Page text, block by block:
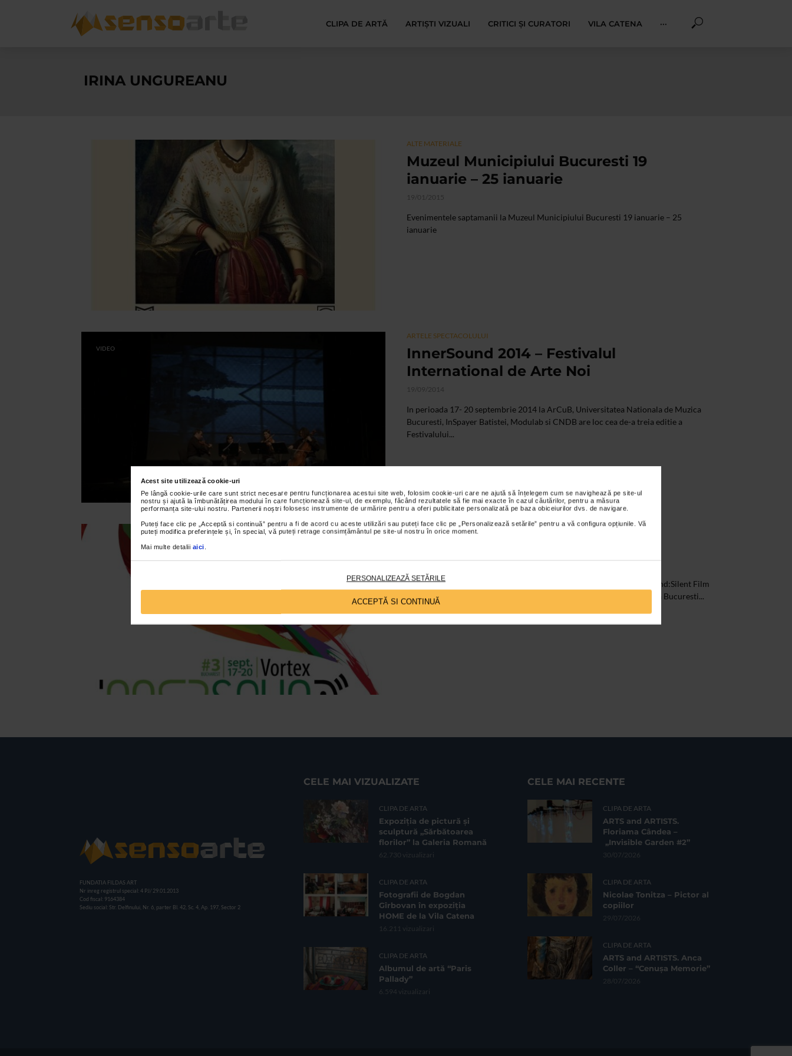
Acest site utilizează cookie-uri
Pe lângă cookie-urile care sunt strict necesare pentru funcționarea acestui site web, folosim cookie-uri care ne ajută să înțelegem cum se navighează pe site-ul
nostru și ajută la îmbunătățirea modului în care funcționează site-ul, de exemplu, făcând rezultatele să fie mai exacte în cazul căutărilor, pentru a măsura
performanța site-ului nostru. Partenerii noștri folosesc instrumente de urmărire pentru a oferi publicitate personalizată pe baza obiceiurilor dvs. de navigare.
Puteți face clic pe „Acceptă si continuă” pentru a fi de acord cu aceste utilizări sau puteți face clic pe „Personalizează setările” pentru a vă configura opțiunile. Vă
puteți modifica preferințele și, în special, vă puteți retrage consimțământul pe site-ul nostru în orice moment.
Mai multe detalii aici
PERSONALIZEAZĂ SETĂRILE
ACCEPTĂ SI CONTINUĂ
CLIPA DE ARTĂ ARTIȘTI VIZUALI CRITICI ȘI CURATORI VILA CATENA ···
IRINA UNGUREANU
ALTE MATERIALE
Muzeul Municipiului Bucuresti 19
ianuarie – 25 ianuarie
19/01/2015
Evenimentele saptamanii la Muzeul Municipiului Bucuresti 19 ianuarie – 25
ianuarie
VIDEO
ARTELE SPECTACOLULUI
InnerSound 2014 – Festivalul
International de Arte Noi
19/09/2014
In perioada 17- 20 septembrie 2014 la ArCuB, Universitatea Nationala de Muzica
Bucuresti, InSpayer Batistei, Modulab si CNDB are loc cea de-a treia editie a
Festivalului...
ALTE MATERIALE
Un eveniment unic are loc in cadrul Festivalului de Arte Noi InnerSound:Silent Film
Night provoaca publicul la un mix inedit de imagine si sunet – aduce la Bucuresti...
FUNDATIA FILDAS ART
Nr inreg registrul special: 4 PJ/ 29.01.2013
Cod fiscal: 9164384
Sediu social: Str. Delfinului, Nr. 6, parter Bl. 42, Sc. 4, Ap. 197, Sector 2
CELE MAI VIZUALIZATE
CLIPA DE ARTA
Expoziția de pictură și
sculptură „Sărbătoarea
florilor” la Galeria Romană
62.730 vizualizari
CLIPA DE ARTA
Fotografii de Bogdan
Gîrbovan în expoziția
HOME de la Vila Catena
16.211 vizualizari
CLIPA DE ARTA
Albumul de artă “Paris
Pallady”
6.594 vizualizari
CELE MAI RECENTE
CLIPA DE ARTA
ARTS and ARTISTS.
Floriama Cândea –
„Invisible Garden #2”
30/07/2026
CLIPA DE ARTA
Nicolae Tonitza – Pictor al
copiilor
29/07/2026
CLIPA DE ARTA
ARTS and ARTISTS. Anca
Coller – “Cenușa Memorie”
28/07/2026